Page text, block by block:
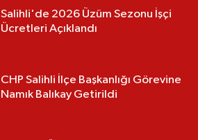
Salihli'de 2026 Üzüm Sezonu İşçi
Ücretleri Açıklandı
CHP Salihli İlçe Başkanlığı Görevine
Namık Balıkay Getirildi